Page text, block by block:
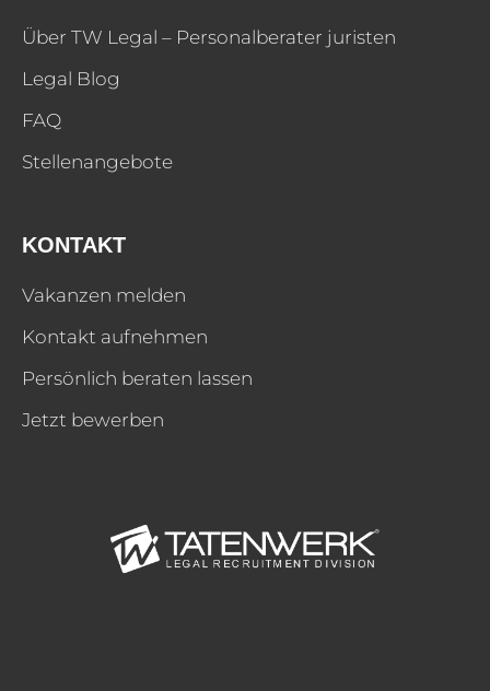
Über TW Legal – Personalberater juristen
Legal Blog
FAQ
Stellenangebote
KONTAKT
Vakanzen melden
Kontakt aufnehmen
Persönlich beraten lassen
Jetzt bewerben